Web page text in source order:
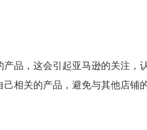
品，这会引起亚马逊的关注，
相关的产品，避免与其他店铺